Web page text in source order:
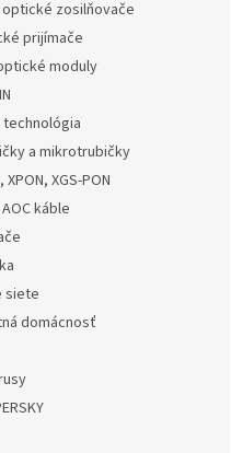
optické zosilňovače
prijímače
moduly
technológia
a mikrotrubičky
XPON, XGS-PON
AOC káble
siete
domácnosť